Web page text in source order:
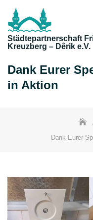
content
Städtepartnerschaft
Kreuzberg – Dêrik e.V.
Dank Eurer
in Aktion
Dank Eurer